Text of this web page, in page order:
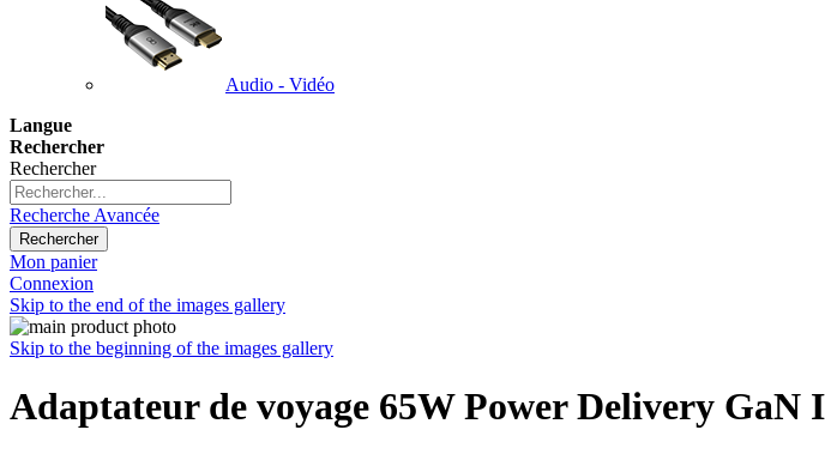
Audio - Vidéo
Langue
Rechercher
Rechercher
Recherche Avancée
Rechercher
Mon panier
Connexion
Skip to the end of the images gallery
Skip to the beginning of the images gallery
Adaptateur de voyage 65W Power Delivery